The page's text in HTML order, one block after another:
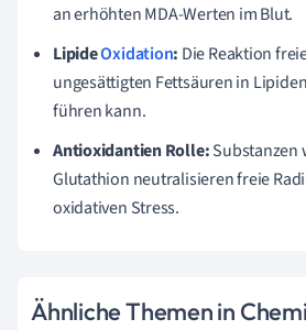
an erhöhten MDA-Werten im Blut.
LipideOxidation: Die Reaktion
ungesättigten Fettsäuren in
führen kann.
Antioxidantien Rolle:Substanzen
Glutathion neutralisieren freie
oxidativen Stress.
Ähnliche Themen in